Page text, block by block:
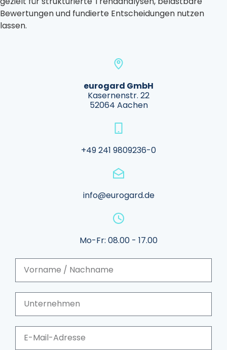
Bewertungen und fundierte Entscheidungen nutzen
lassen.
eurogard GmbH
Kasernenstr. 22
52064 Aachen
+49 241 9809236-0
info@eurogard.de
Mo-Fr: 08.00 - 17.00